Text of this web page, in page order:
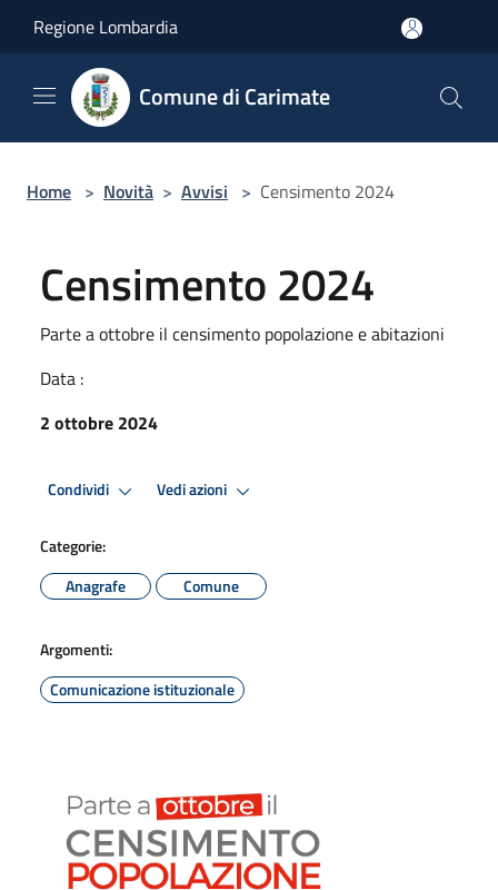
Regione Lombardia
Comune di Carimate
Home > Novità > Avvisi > Censimento 2024
Censimento 2024
Parte a ottobre il censimento popolazione e abitazioni
Data :
2 ottobre 2024
Condividi Vedi azioni
Categorie:
Anagrafe
Comune
Argomenti:
Comunicazione istituzionale